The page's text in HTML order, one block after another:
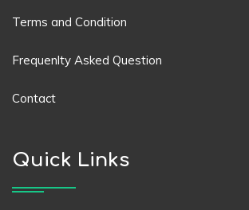
Terms and Condition
Frequenlty Asked Question
Contact
Quick Links